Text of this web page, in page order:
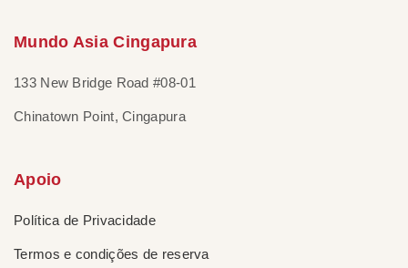
Mundo Asia Cingapura
133 New Bridge Road #08-01
Chinatown Point, Cingapura
Apoio
Política de Privacidade
Termos e condições de reserva